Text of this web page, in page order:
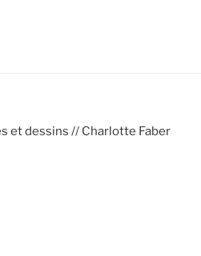
et dessins // Charlotte Faber